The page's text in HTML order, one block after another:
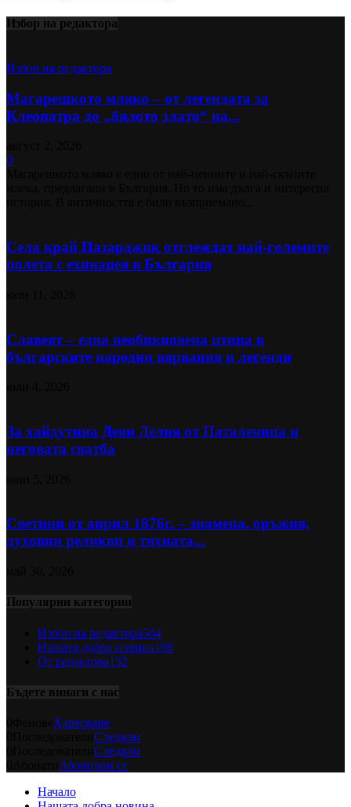
Избор на редактора
Избор на редактора
Магарешкото мляко – от легендата за
Клеопатра до „бялото злато“ на...
0
Села край Пазарджик отглеждат най-големите
полета с ехинацея в България
Славеят – една необикновена птица в
българските народни вярвания и легенди
За хайдутина Деян Делия от Паталеница и
неговата сватба
Светини от април 1876г. – знамена, оръжия,
духовни реликви и тяхната...
Популярни категории
Избор на редактора504
Нашата добра новина198
От редактора132
Бъдете винаги с нас
Харесване
Следвам
Следвам
Абонирам се
Начало